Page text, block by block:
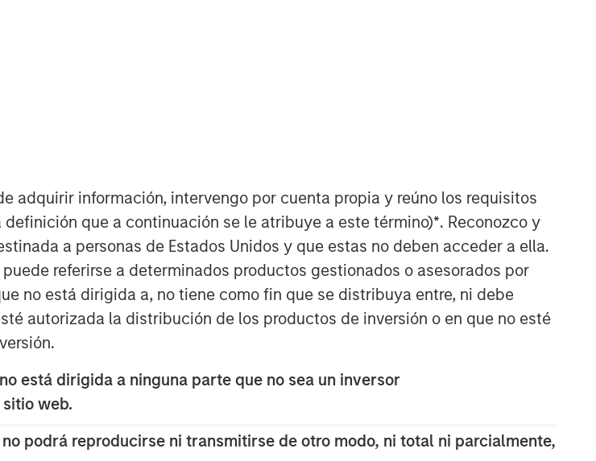
adquirir información, intervengo por cuenta propia y reúno los requisitos
definición que a continuación se le atribuye a este término)*. Reconozco y
a personas de Estados Unidos y que estas no deben acceder a ella.
referirse a determinados productos gestionados o asesorados por
no está dirigida a, no tiene como fin que se distribuya entre, ni debe
autorizada la distribución de los productos de inversión o en que no esté
está dirigida a ninguna parte que no sea un inversor
web.
podrá reproducirse ni transmitirse de otro modo, ni total ni parcialmente,
of the
investors
professionals.
securities
buyouts, debt
range of industry
Parthenon
of H.D. Vest,”
Partners. “We
on the
owner-operated and private equity-
backed businesses.